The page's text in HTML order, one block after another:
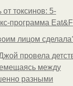
токсинов: 5-
программа
лицом
провела
между
разными